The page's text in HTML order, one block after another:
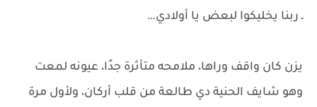
ـ ربنا يخليكوا لبعض يا أولادي…
يزن كان واقف وراها، ملامحه متأثرة جدًا، عيونه لمعت
وهو شايف الحنية دي طالعة من قلب أركان، ولأول مرة